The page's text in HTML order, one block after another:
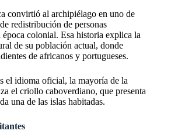
convirtió al archipiélago en uno de
redistribución de personas
época colonial. Esa historia explica la
de su población actual, donde
de africanos y portugueses.
el idioma oficial, la mayoría de la
el criollo caboverdiano, que presenta
una de las islas habitadas.